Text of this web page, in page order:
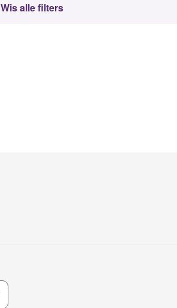
Wis alle filters